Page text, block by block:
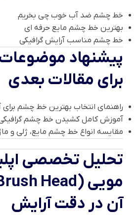
خط چشم ضد آب خوب چی بخریم
بهترین خط چشم مایع حرفه ای
خط چشم مناسب آرایش گرافیکی
پیشنهاد
برای مقالات بعدی
راهنمای انتخاب بهترین خط چشم برای
آموزش کامل کشیدن خط چشم
مقایسه انواع خط چشم مایع، ژلی و
تحلیل تخصصی
آن در دقت آرایش